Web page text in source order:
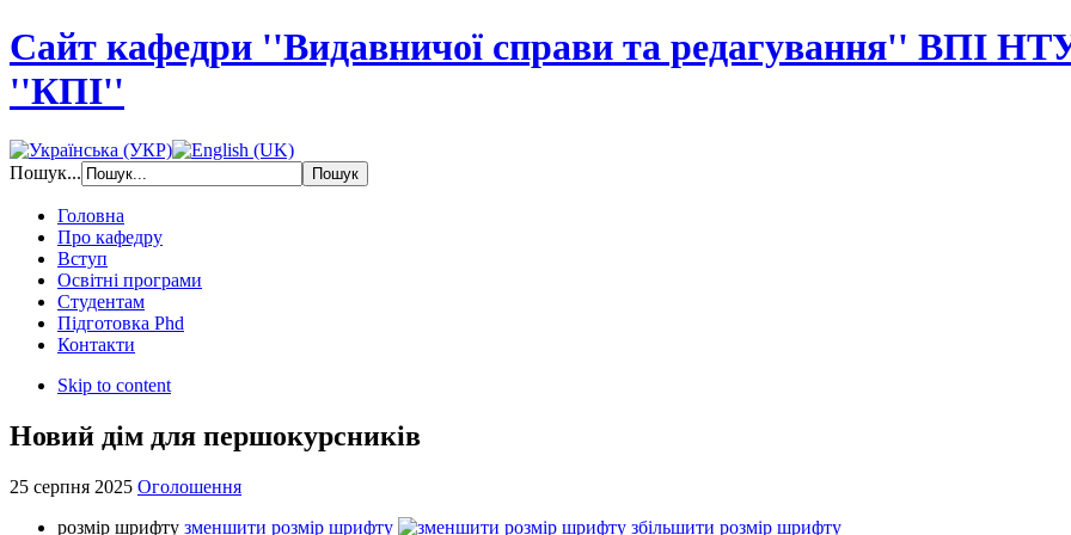
Сайт кафедри ''Видавничої справи та редагування'' ВПІ
''КПІ''
Пошук...
Головна
Про кафедру
Вступ
Освітні програми
Студентам
Підготовка Phd
Контакти
Skip to content
Новий дім для першокурсників
25 серпня 2025 Оголошення
розмір шрифту зменшити розмір шрифту збільшити розмір шрифту